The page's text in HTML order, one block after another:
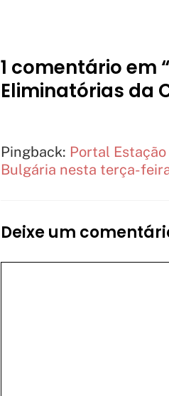
1 comentário em
Eliminatórias da
Pingback: Portal
Bulgária nesta terça-
Deixe um